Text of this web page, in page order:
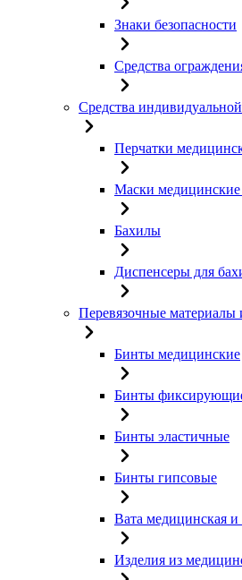
Знаки безопасности
Средства
Средства
Перчатки
Маски медицинские
Бахилы
Диспенсеры для
Перевязочные материалы
Бинты медицинские
Бинты
Бинты эластичные
Бинты гипсовые
Вата медицинская и
Изделия из